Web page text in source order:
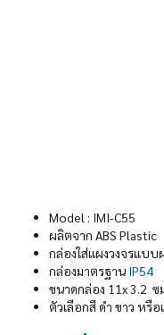
Model : IMI-C55
ผลิตจาก ABS Plastic
กล่องใส่แผงวงจรแบ
กล่องมาตรฐาน IP54
ขนาดกล่อง 11x 3.2 ซ
ตัวเลือกสี ดำ ขาว หรือ